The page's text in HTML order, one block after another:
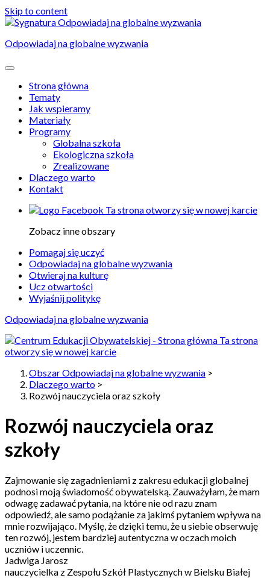
Skip to content
Odpowiadaj na globalne wyzwania
Strona główna
Tematy
Jak wspieramy
Materiały
Programy
Globalna szkoła
Ekologiczna szkoła
Zrealizowane
Dlaczego warto
Kontakt
Ta strona otworzy się w nowej karcie
Zobacz inne obszary
Pomagaj się uczyć
Odpowiadaj na globalne wyzwania
Otwieraj na kulturę
Ucz otwartości
Wyjaśnij politykę
Odpowiadaj na globalne wyzwania
Ta strona
otworzy się w nowej karcie
Obszar Odpowiadaj na globalne wyzwania >
Dlaczego warto >
Rozwój nauczyciela oraz szkoły
Rozwój nauczyciela oraz
szkoły
Zajmowanie się zagadnieniami z zakresu edukacji globalnej
podnosi moją świadomość obywatelską. Zauważyłam, że mam
odwagę zadawać pytania, na które nie od razu znam
odpowiedź, ale samo podążanie za jakimś pytaniem wpływa na
mnie rozwijająco. Myślę, że dzięki temu, że u siebie obserwuję
ten rozwój, jestem bardziej autentyczna w oczach moich
uczniów i uczennic.
Jadwiga Jarosz
nauczycielka z Zespołu Szkół Plastycznych w Bielsku Białej